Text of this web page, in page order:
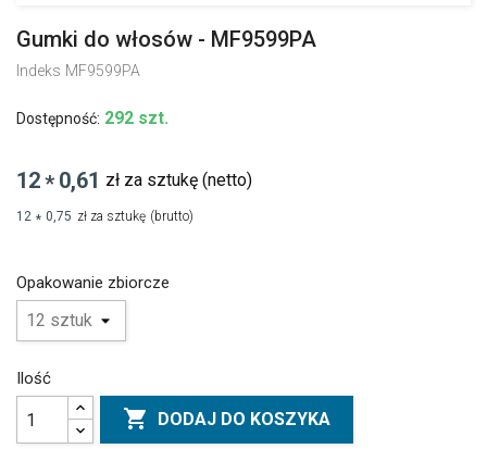
Gumki do włosów - MF9599PA
Indeks MF9599PA
Dostępność: 292 szt.
12* 0,61 zł za sztukę (netto)
12 * 0,75 zł za sztukę (brutto)
Opakowanie zbiorcze
Ilość
 DODAJ DO KOSZYKA